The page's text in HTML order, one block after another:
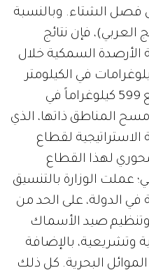
فصل الشتاء. وبالنسبة
العربي)، فإن نتائج
السمكية خلال
نفسها، فبلغت 904 كيلوغرامات في الكيلومتر
المربع بنهاية 2017، مقارنة مع 599 كيلوغراماً في
مسح المناطق ذاتها، الذي
الاستراتيجية لقطاع
لهذا القطاع
عملت الوزارة بالتنسيق
الدولة، على الحد من
صيد الأسماك
وتشريعية، بالإضافة
الموائل البحرية. كل ذلك